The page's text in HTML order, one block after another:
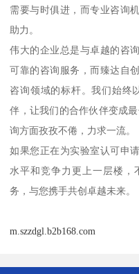
需要与时俱进，而专业咨询
助力。
伟大的企业总是与卓越的咨
可靠的咨询服务，而臻达自
咨询领域的标杆。我们始终
伴，让我们的合作伙伴变成
询方面孜孜不倦，力求一流。
如果您正在为实验室认可申
水平和竞争力更上一层楼，
务，与您携手共创卓越未来。
m.szzdgl.b2b168.com